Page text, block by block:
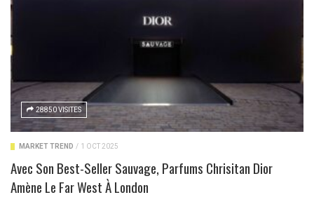
28850 VISITES
MARKET TREND / 1 OCT 2025
Avec Son Best-Seller Sauvage, Parfums Chrisitan Dior
Amène Le Far West À London